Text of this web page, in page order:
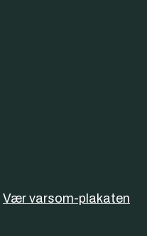
Vær varsom-plakaten